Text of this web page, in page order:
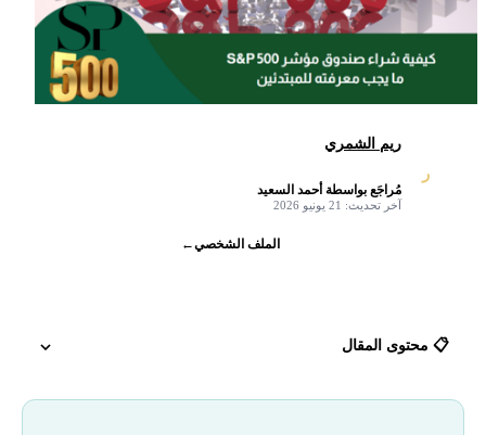
ر
ريم الشمري
مُراجَع بواسطة أحمد السعيد
آخر تحديث: 21 يونيو 2026
الملف الشخصي←
📋 محتوى المقال